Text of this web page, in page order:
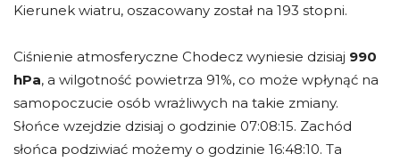
Kierunek wiatru, oszacowany został na 193 stopni.
Ciśnienie atmosferyczne Chodecz wyniesie dzisiaj 990
hPa, a wilgotność powietrza 91%, co może wpłynąć na
samopoczucie osób wrażliwych na takie zmiany.
Słońce wzejdzie dzisiaj o godzinie 07:08:15. Zachód
słońca podziwiać możemy o godzinie 16:48:10. Ta